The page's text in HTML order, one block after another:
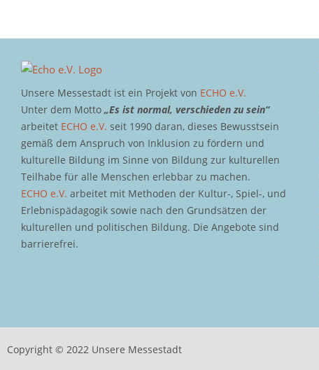
Unsere Messestadt ist ein Projekt von ECHO e.V.
Unter dem Motto „Es ist normal, verschieden zu sein“
arbeitet ECHO e.V. seit 1990 daran, dieses Bewusstsein
gemäß dem Anspruch von Inklusion zu fördern und
kulturelle Bildung im Sinne von Bildung zur kulturellen
Teilhabe für alle Menschen erlebbar zu machen.
ECHO e.V. arbeitet mit Methoden der Kultur-, Spiel-, und
Erlebnispädagogik sowie nach den Grundsätzen der
kulturellen und politischen Bildung. Die Angebote sind
barrierefrei.
Copyright © 2022 Unsere Messestadt